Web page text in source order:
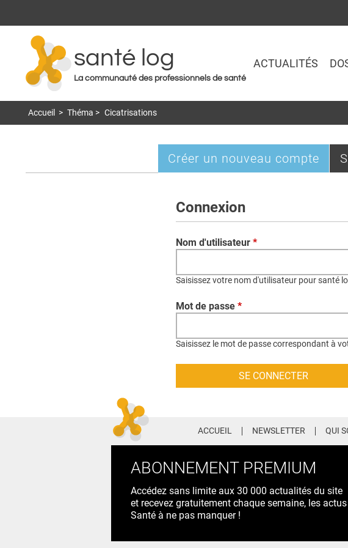
santé log
La communauté des professionnels de santé
ACTUALITÉS
Accueil > Théma > Cicatrisations
Onglets
Créer un nouveau compte
Connexion
Nom d'utilisateur *
Saisissez votre nom d'utilisateur pour santé
Mot de passe *
Saisissez le mot de passe correspondant à
ACCUEIL NEWSLETTER QUI
ABONNEMENT PREMIUM
Accédez sans limite aux 30 000 actualités du site
et recevez gratuitement chaque semaine, les actus
Santé à ne pas manquer !